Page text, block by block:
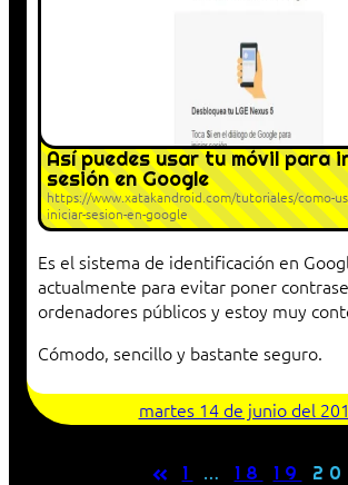
Así puedes usar tu móvil para
sesión en Google
https://www.xatakandroid.com/tutoriales/como-
iniciar-sesion-en-google
Es el sistema de identificación en
actualmente para evitar poner
ordenadores públicos y estoy muy
Cómodo, sencillo y bastante seguro.
martes 14 de junio del
« 1 … 18 19 20